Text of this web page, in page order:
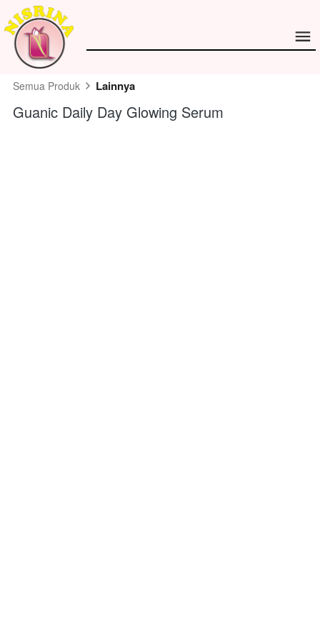
Semua Produk Lainnya
Guanic Daily Day Glowing Serum